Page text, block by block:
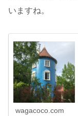
いますね。
wagacoco.com